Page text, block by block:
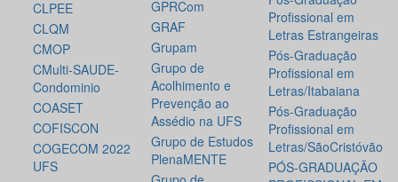
CLPEE
CLQM
CMOP
CMulti-SAUDE-
Condominio
COASET
COFISCON
COGECOM 2022
UFS
GPRCom
GRAF
Grupam
Grupo de
Acolhimento e
Prevenção ao
Assédio na UFS
Grupo de Estudos
PlenaMENTE
Profissional em
Letras Estrangeiras
Pós-Graduação
Profissional em
Letras/Itabaiana
Pós-Graduação
Profissional em
Letras/SãoCristóvão
PÓS-GRADUAÇÃO